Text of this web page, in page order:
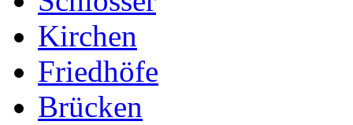
Kirchen
Friedhöfe
Brücken